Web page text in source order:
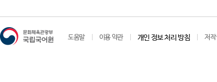
도움말 이용 약관 개인 정보 처리 방침 저